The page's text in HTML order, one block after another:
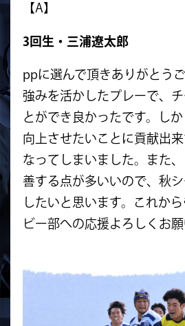
【A】
3回生・三浦遼太郎
ppに選んで頂きありがとう
強みを活かしたプレーで、
とができ良かったです。し
向上させたいことに貢献出
なってしまいました。また
善する点が多いいので、秋
したいと思います。これか
ビー部への応援よろしくお願